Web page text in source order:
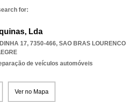
for:
Lda
17, 7350-466, SAO BRAS LOURENCO
de veículos automóveis
Ver no Mapa